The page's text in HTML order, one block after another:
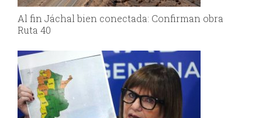
Al fin Jáchal bien conectada: Confirman obra
Ruta 40